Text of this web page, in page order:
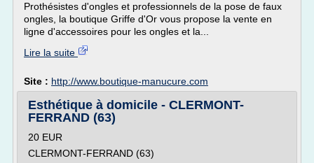
Prothésistes d'ongles et professionnels de la pose de faux
ongles, la boutique Griffe d'Or vous propose la vente en
ligne d'accessoires pour les ongles et la...
Lire la suite
Site : http://www.boutique-manucure.com
Esthétique à domicile - CLERMONT-
FERRAND (63)
20 EUR
CLERMONT-FERRAND (63)